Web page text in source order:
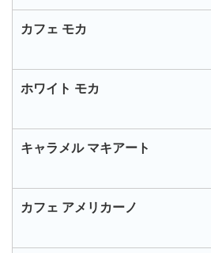
カフェ モカ
ホワイト モカ
キャラメル マキアート
カフェ アメリカーノ